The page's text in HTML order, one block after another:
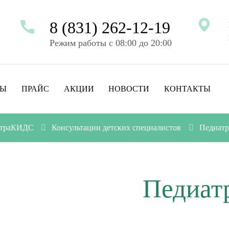
8 (831) 262-12-19
Режим работы с 08:00 до 20:00
ПРАЙС АКЦИИ НОВОСТИ КОНТАКТЫ
Консультации детских специалистов Педиатр